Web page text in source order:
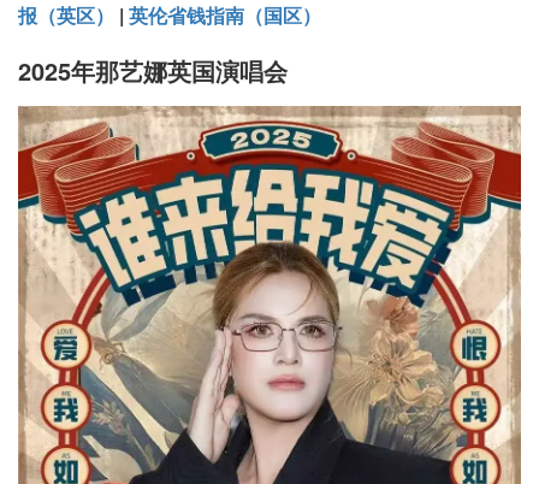
报（英区）
| 英伦省钱指南（国区）
2025年那艺娜英国演唱会